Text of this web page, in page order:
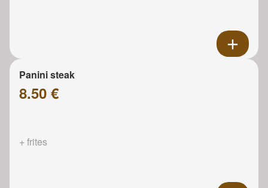
Panini steak
8.50 €
+ frites